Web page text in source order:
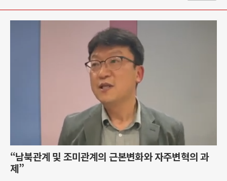
“남북관계 및 조미관계의 근본변화와 자주변혁의 과
제”